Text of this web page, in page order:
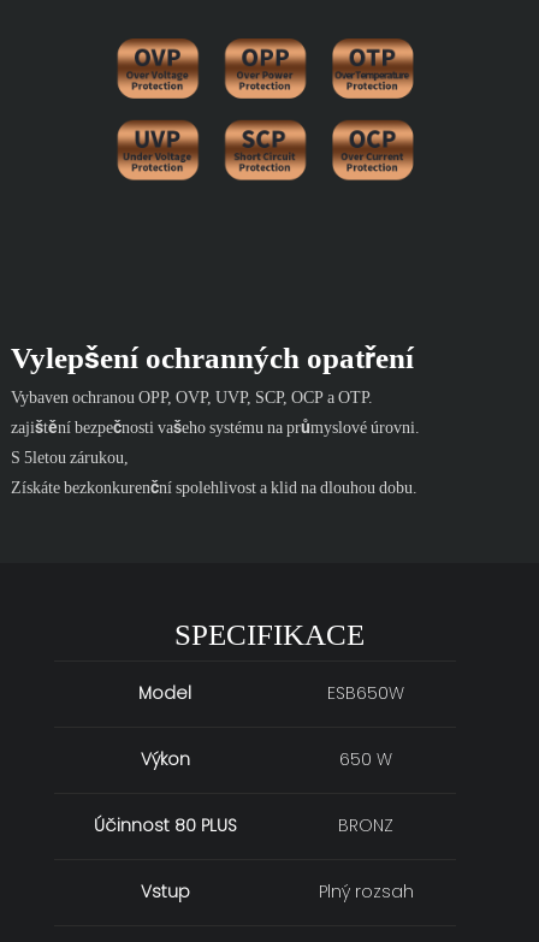
Vylepšení ochranných opatření
Vybaven ochranou OPP, OVP, UVP, SCP, OCP a OTP.
zajištění bezpečnosti vašeho systému na průmyslové úrovni.
S 5letou zárukou,
Získáte bezkonkurenční spolehlivost a klid na dlouhou dobu.
SPECIFIKACE
Model ESB650W
Výkon 650 W
Účinnost 80 PLUS BRONZ
Vstup Plný rozsah